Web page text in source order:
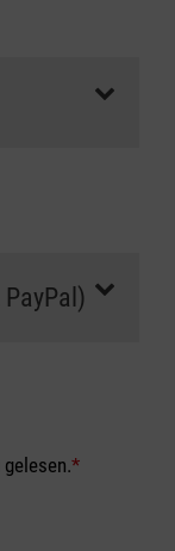
gelesen.*